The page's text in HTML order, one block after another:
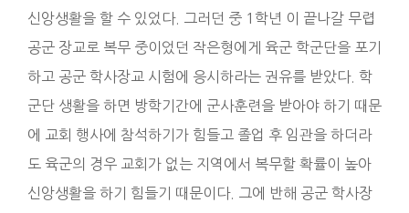
신앙생활을 할 수 있었다. 그러던 중 1학년 이 끝나갈 무렵
공군 장교로 복무 중이었던 작은형에게 육군 학군단을 포기
하고 공군 학사장교 시험에 응시하라는 권유를 받았다. 학
군단 생활을 하면 방학기간에 군사훈련을 받아야 하기 때문
에 교회 행사에 참석하기가 힘들고 졸업 후 임관을 하더라
도 육군의 경우 교회가 없는 지역에서 복무할 확률이 높아
신앙생활을 하기 힘들기 때문이다. 그에 반해 공군 학사장